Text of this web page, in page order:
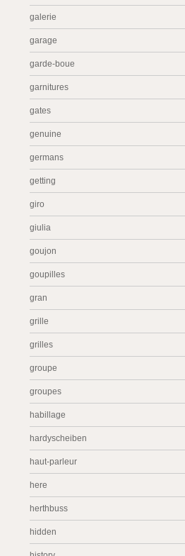
galerie
garage
garde-boue
garnitures
gates
genuine
germans
getting
giro
giulia
goujon
goupilles
gran
grille
grilles
groupe
groupes
habillage
hardyscheiben
haut-parleur
here
herthbuss
hidden